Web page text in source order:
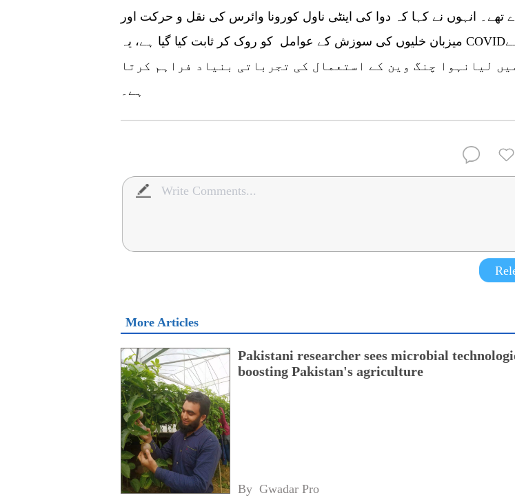
تھے۔ انہوں نے کہا کہ دوا کی اینٹی ناول کورونا وائرس کی نقل و حرکت اور
میزبان خلیوں کی سوزش کے عوامل کو روک کر ثابت کیا گیا ہے، یہ COVIDـ19 کے
میں لیانہوا چنگ وین کے استعمال کی تجرباتی بنیاد فراہم کرتا
ہے۔
More Articles
Pakistani researcher sees microbial
boosting Pakistan's agriculture
By Gwadar Pro